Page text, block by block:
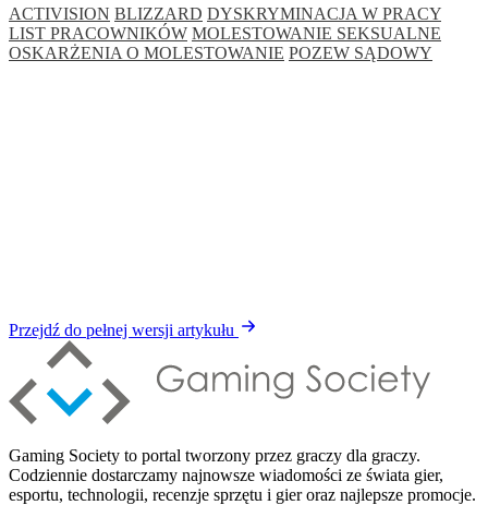
ACTIVISION BLIZZARD DYSKRYMINACJA W PRACY
LIST PRACOWNIKÓW MOLESTOWANIE SEKSUALNE
OSKARŻENIA O MOLESTOWANIE POZEW SĄDOWY
Przejdź do pełnej wersji artykułu
Gaming Society to portal tworzony przez graczy dla graczy.
Codziennie dostarczamy najnowsze wiadomości ze świata gier,
esportu, technologii, recenzje sprzętu i gier oraz najlepsze promocje.